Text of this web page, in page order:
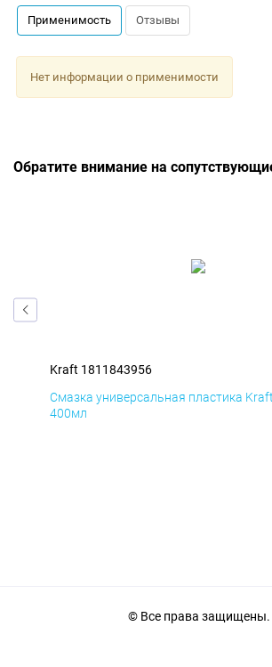
Применимость Отзывы
Нет информации о применимости
Обратите внимание на
Kraft 1811843956
Смазка универсальная пластика
400мл
© Все права защищены.